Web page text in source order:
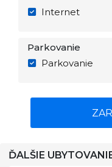
Internet
Parkovanie
Parkovanie
ĎALŠIE